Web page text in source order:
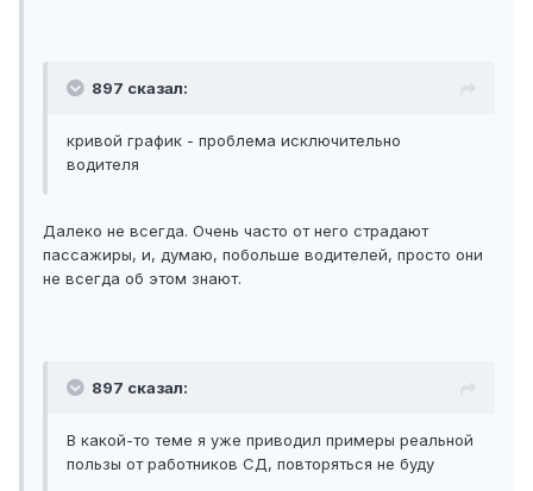
897 сказал:
кривой график - проблема исключительно
водителя
Далеко не всегда. Очень часто от него страдают
пассажиры, и, думаю, побольше водителей, просто они
не всегда об этом знают.
897 сказал:
В какой-то теме я уже приводил примеры реальной
пользы от работников СД, повторяться не буду